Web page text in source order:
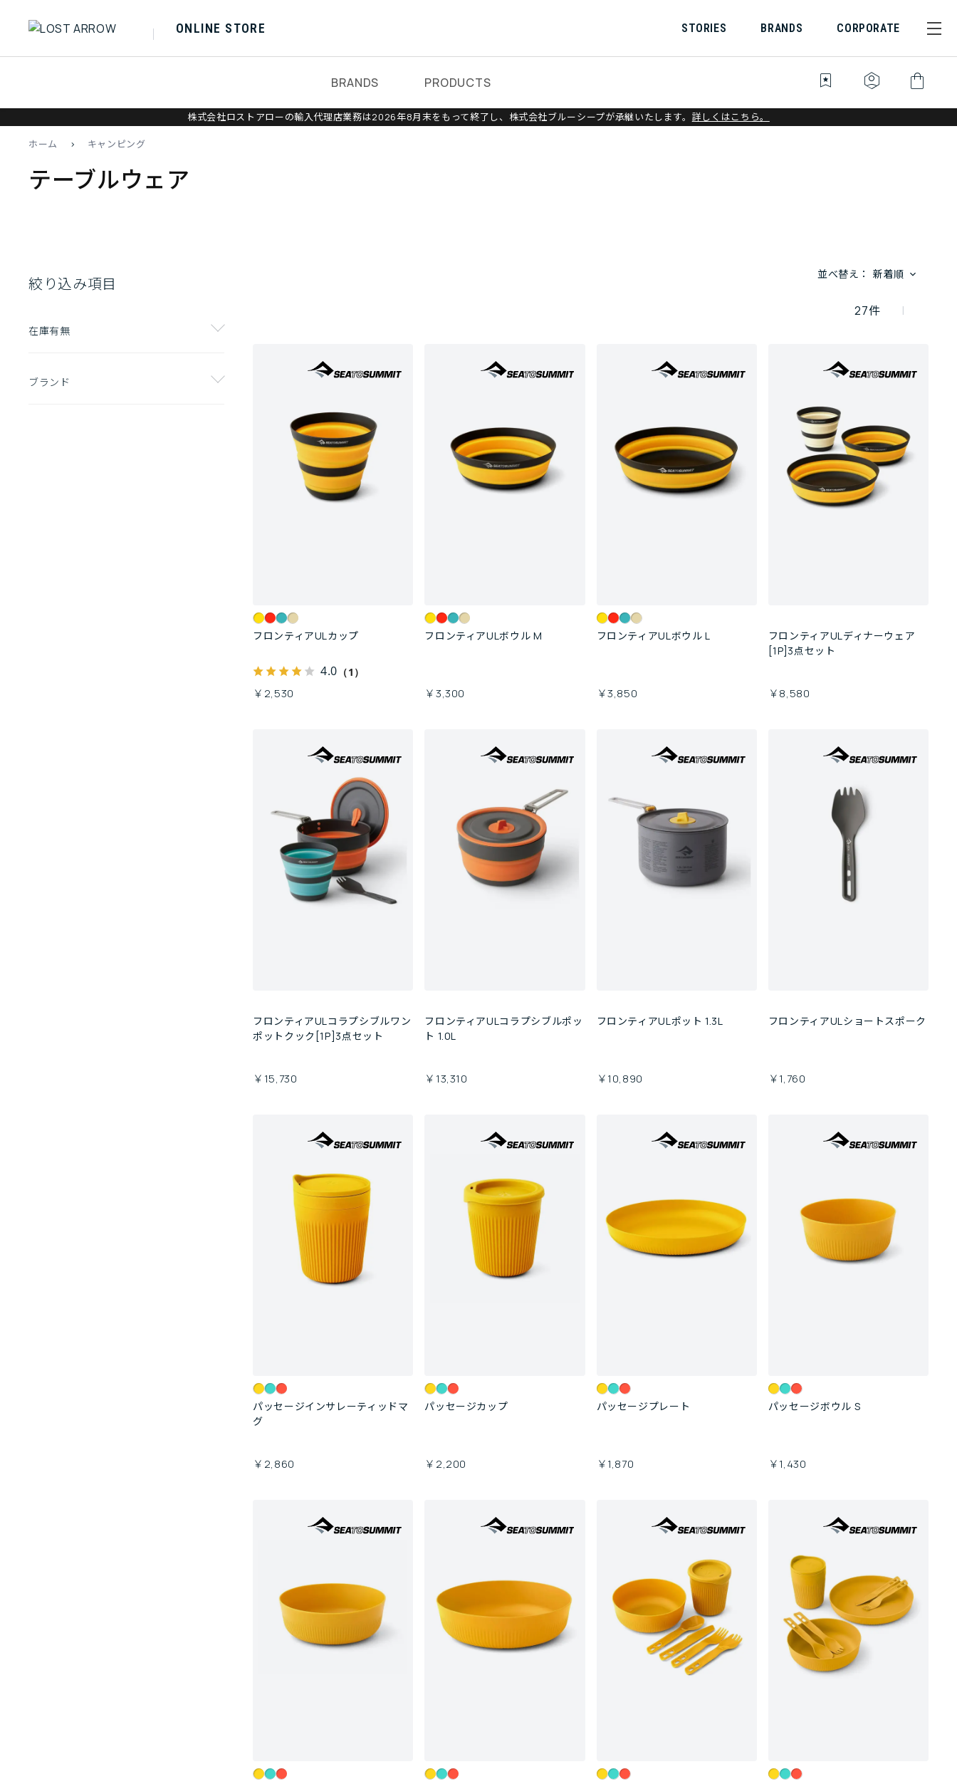
ONLINE STORE STORIES BRANDS CORPORATE
BRANDS PRODUCTS bookmark_star identity_platform shopping_bag
株式会社ロストアローの輸入代理店業務は2026年8月末をもって終了し、株式会社ブルーシープが承継いたします。 詳しくはこちら。
ホーム > キャンピング
テーブルウェア
絞り込み項目
在庫有無
ブランド
並べ替え： 新着順
27件
フロンティアULカップ
4.0 （1）
￥2,530
フロンティアULボウル M
￥3,300
フロンティアULボウル L
￥3,850
フロンティアULディナーウェア
[1P]3点セット
￥8,580
フロンティアULコラプシブルワン
ポットクック[1P]3点セット
￥15,730
フロンティアULコラプシブルポッ
ト 1.0L
￥13,310
フロンティアULポット 1.3L
￥10,890
フロンティアULショートスポーク
￥1,760
パッセージインサレーティッドマ
グ
￥2,860
パッセージカップ
￥2,200
パッセージプレート
￥1,870
パッセージボウル S
￥1,430